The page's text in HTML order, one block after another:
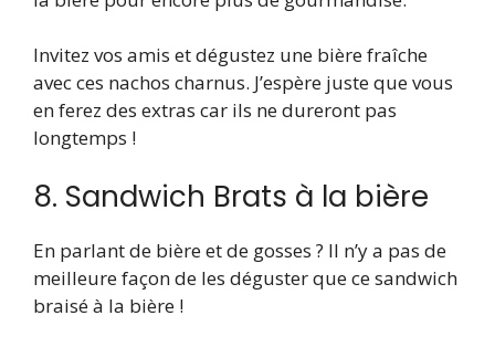
Invitez vos amis et dégustez une bière fraîche
avec ces nachos charnus. J’espère juste que vous
en ferez des extras car ils ne dureront pas
longtemps !
8. Sandwich Brats à la bière
En parlant de bière et de gosses ? Il n’y a pas de
meilleure façon de les déguster que ce sandwich
braisé à la bière !